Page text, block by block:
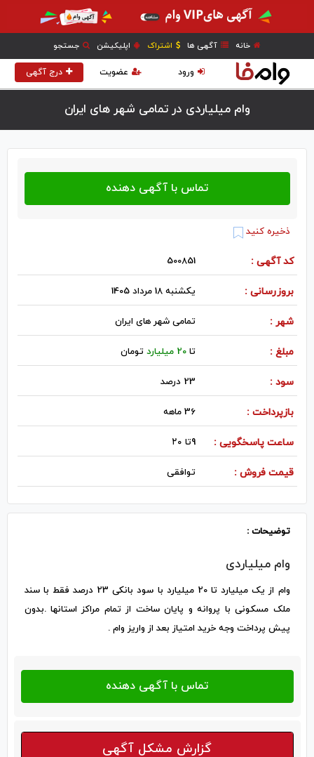
خانه آگهی ها اشتراک اپلیکیشن جستجو
درج آگهی عضویت ورود
وام میلیاردی در تمامی شهر های ایران
ذخیره کنید
کد آگهی : 500851
بروزرسانی : یکشنبه 18 مرداد 1405
شهر : تمامی شهر های ایران
مبلغ : تا20 میلیارد تومان
سود : 23 درصد
بازپرداخت : 36 ماهه
ساعت پاسخگویی : 9تا ۲۰
قیمت فروش : توافقی
توضیحات :
وام میلیاردی
وام از یک میلیارد تا 20 میلیارد با سود بانکی 23 درصد فقط با سند
ملک مسکونی با پروانه و پایان ساخت از تمام مراکز استانها .بدون
پیش پرداخت وجه خرید امتیاز بعد از واریز وام .
گزارش مشکل آگهی